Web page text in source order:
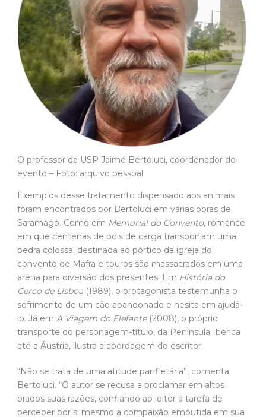
O professor da USP Jaime Bertoluci, coordenador do
evento – Foto: arquivo pessoal
Exemplos desse tratamento dispensado aos animais
foram encontrados por Bertoluci em várias obras de
Saramago. Como em Memorial do Convento, romance
em que centenas de bois de carga transportam uma
pedra colossal destinada ao pórtico da igreja do
convento de Mafra e touros são massacrados em uma
arena para diversão dos presentes. Em História do
Cerco de Lisboa (1989), o protagonista testemunha o
sofrimento de um cão abandonado e hesita em ajudá-
lo. Já em A Viagem do Elefante(2008), o próprio
transporte do personagem-título, da Península Ibérica
até a Áustria, ilustra a abordagem do escritor.
“Não se trata de uma atitude panfletária”, comenta
Bertoluci. “O autor se recusa a proclamar em altos
brados suas razões, confiando ao leitor a tarefa de
perceber por si mesmo a compaixão embutida em sua